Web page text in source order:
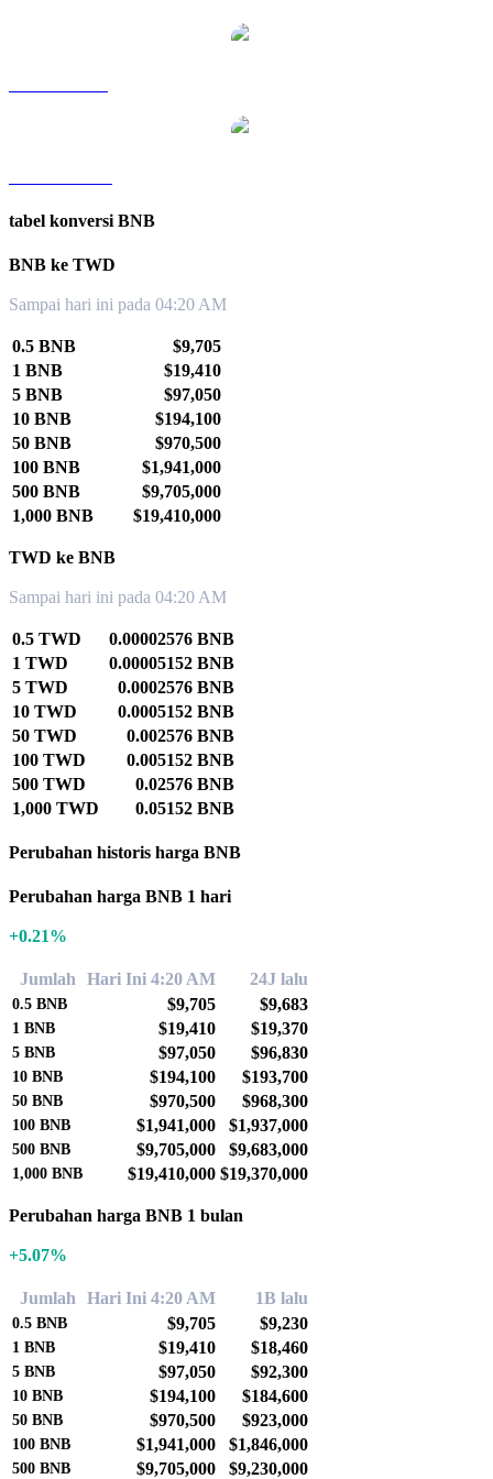
tabel konversi BNB
BNB ke TWD
Sampai hari ini pada 04:20 AM
0.5 BNB
$9,705
1 BNB
$19,410
5 BNB
$97,050
10 BNB
$194,100
50 BNB
$970,500
100 BNB
$1,941,000
500 BNB
$9,705,000
1,000 BNB
$19,410,000
TWD ke BNB
Sampai hari ini pada 04:20 AM
0.5 TWD
0.00002576 BNB
1 TWD
0.00005152 BNB
5 TWD
0.0002576 BNB
10 TWD
0.0005152 BNB
50 TWD
0.002576 BNB
100 TWD
0.005152 BNB
500 TWD
0.02576 BNB
1,000 TWD
0.05152 BNB
Perubahan historis harga BNB
Perubahan harga BNB 1 hari
+0.21%
Jumlah Hari Ini 4:20 AM 24J lalu
0.5 BNB $9,705 $9,683
1 BNB $19,410 $19,370
5 BNB $97,050 $96,830
10 BNB $194,100 $193,700
50 BNB $970,500 $968,300
100 BNB $1,941,000 $1,937,000
500 BNB $9,705,000 $9,683,000
1,000 BNB $19,410,000 $19,370,000
Perubahan harga BNB 1 bulan
+5.07%
Jumlah Hari Ini 4:20 AM 1B lalu
0.5 BNB $9,705 $9,230
1 BNB $19,410 $18,460
5 BNB $97,050 $92,300
10 BNB $194,100 $184,600
50 BNB $970,500 $923,000
100 BNB $1,941,000 $1,846,000
500 BNB $9,705,000 $9,230,000